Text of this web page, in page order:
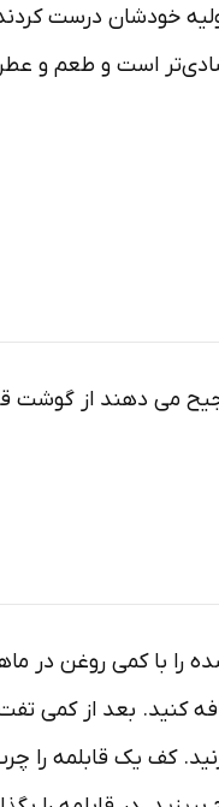
خودشان درست کردند
است و طعم و
می دهند از گوشت
با کمی روغن در
کنید. بعد از کمی
کف یک قابلمه را